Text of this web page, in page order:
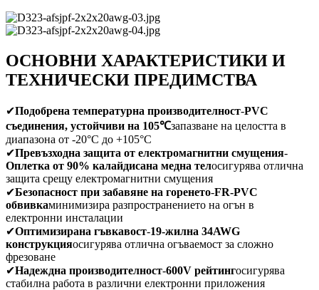
ОСНОВНИ ХАРАКТЕРИСТИКИ И
ТЕХНИЧЕСКИ ПРЕДИМСТВА
✔Подобрена температурна производителност-PVC
съединения, устойчиви на 105℃запазване на целостта в
диапазона от -20°C до +105°C
✔Превъзходна защита от електромагнитни смущения-
Оплетка от 90% калайдисана медна телосигурява отлична
защита срещу електромагнитни смущения
✔Безопасност при забавяне на горенето-FR-PVC
обвивкаминимизира разпространението на огън в
електронни инсталации
✔Оптимизирана гъвкавост-19-жилна 34AWG
конструкцияосигурява отлична огъваемост за сложно
фрезоване
✔Надеждна производителност-600V рейтингосигурява
стабилна работа в различни електронни приложения